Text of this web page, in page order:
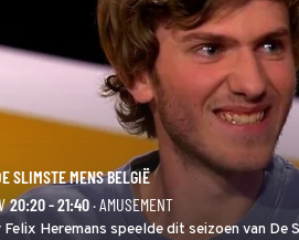
SLIMSTE MENS BELGIË
20:20 - 21:40· AMUSEMENT
Heremans speelde dit seizoen van De